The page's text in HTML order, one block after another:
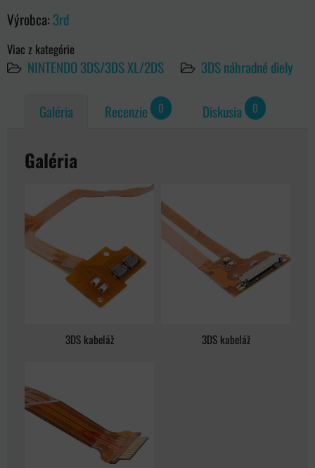
Výrobca: 3rd
Viac z kategórie
NINTENDO 3DS/3DS XL/2DS 3DS náhradné diely
Galéria Recenzie 0 Diskusia 0
Galéria
3DS kabeláž 3DS kabeláž